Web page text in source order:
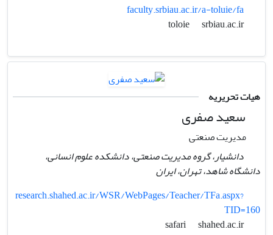
faculty.srbiau.ac.ir/a-toluie/fa
toloie
srbiau.ac.ir
هیات تحریریه
سعید صفری
مدیریت صنعتی
دانشیار، گروه مدیریت صنعتی، دانشکده علوم انسانی،
دانشگاه شاهد،‌ تهران،‌ ایران
research.shahed.ac.ir/WSR/WebPages/Teacher/TFa.aspx?
TID=160
safari
shahed.ac.ir